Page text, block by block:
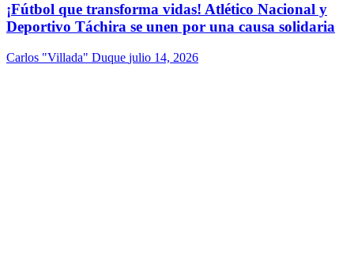
¡Fútbol que transforma vidas! Atlético Nacional y
Deportivo Táchira se unen por una causa solidaria
Carlos "Villada" Duque julio 14, 2026